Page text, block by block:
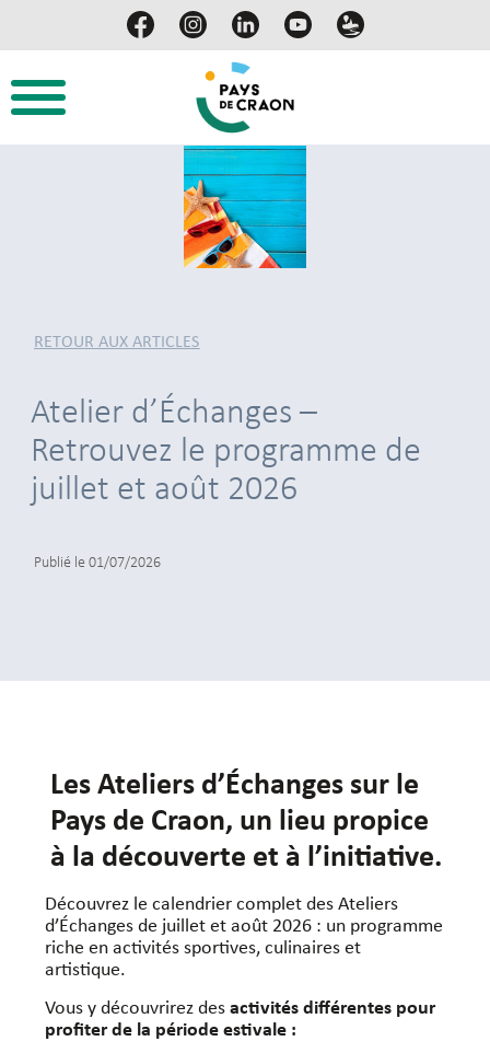
RETOUR AUX ARTICLES
Atelier d’Échanges –
Retrouvez le programme de
juillet et août 2026
Publié le 01/07/2026
Les Ateliers d’Échanges sur le
Pays de Craon, un lieu propice
à la découverte et à l’initiative.
Découvrez le calendrier complet des Ateliers
d’Échanges de juillet et août 2026 : un programme
riche en activités sportives, culinaires et
artistique.
Vous y découvrirez desactivités différentes pour
profiter de la période estivale :